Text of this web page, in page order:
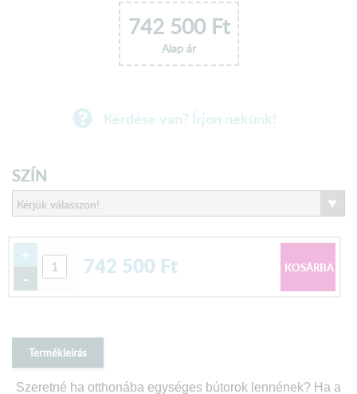
742 500Ft
Alap ár
Kérdése van? Írjon nekünk!
SZÍN
+
-
742 500 Ft
Termékleírás
Szeretné ha otthonába egységes bútorok lennének? Ha a